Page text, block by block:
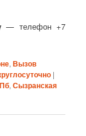
— телефон +7
,Вызов
|
,Сызранская